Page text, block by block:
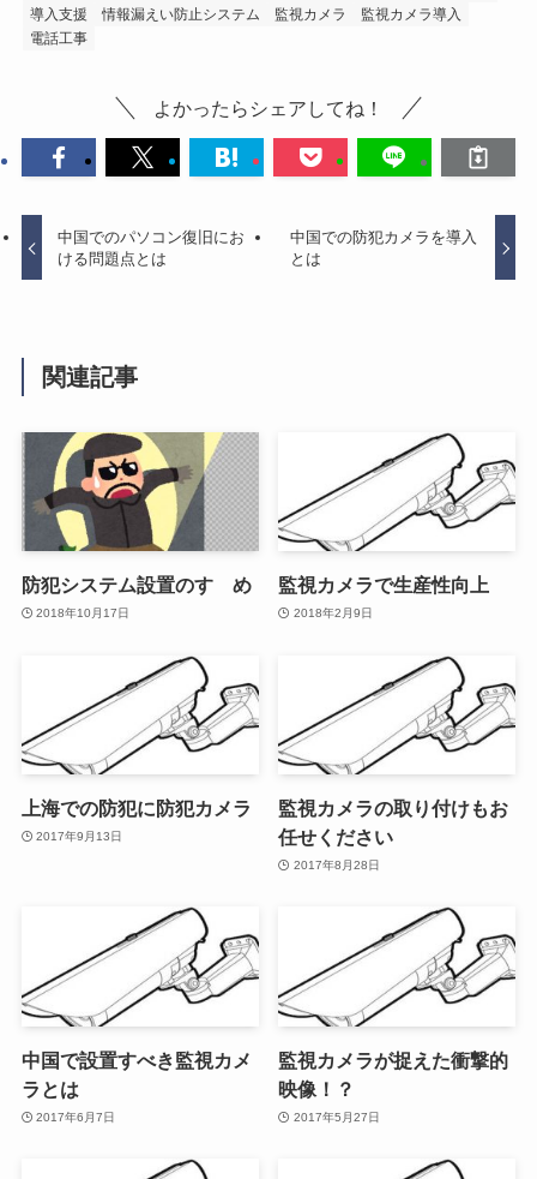
導入支援
情報漏えい防止システム 監視カメラ
監視カメラ導入
電話工事
よかったらシェアしてね！
中国でのパソコン復旧にお
ける問題点とは
中国での防犯カメラを導入
とは
関連記事
防犯システム設置のすゝめ
2018年10月17日
監視カメラで生産性向上
2018年2月9日
上海での防犯に防犯カメラ
2017年9月13日
監視カメラの取り付けもお
任せください
2017年8月28日
中国で設置すべき監視カメ
ラとは
2017年6月7日
監視カメラが捉えた衝撃的
映像！？
2017年5月27日